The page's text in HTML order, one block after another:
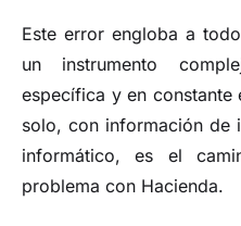
Este error engloba a
un instrumento
específica y en constante
solo, con información de
informático, es el
problema con Hacienda.